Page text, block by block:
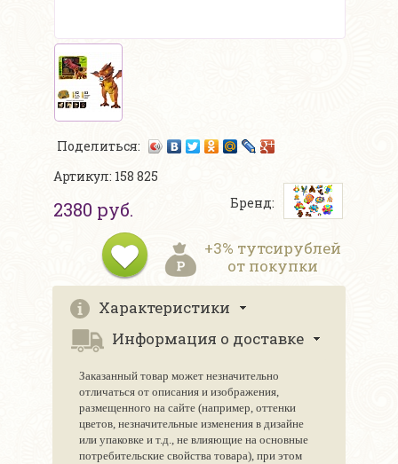
Поделиться:
Артикул: 158 825
2380 руб. Бренд:
+3% тутсирублей
от покупки
Характеристики
Информация о доставке
Заказанный товар может незначительно
отличаться от описания и изображения,
размещенного на сайте (например, оттенки
цветов, незначительные изменения в дизайне
или упаковке и т.д., не влияющие на основные
потребительские свойства товара), при этом